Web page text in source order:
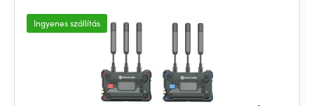
Ingyenes szállítás